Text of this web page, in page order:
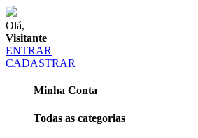
Olá,
Visitante
ENTRAR
CADASTRAR
Minha Conta
Todas as categorias